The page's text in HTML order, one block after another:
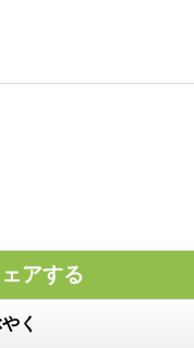
アする
く